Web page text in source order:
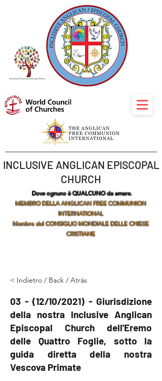
INCLUSIVE ANGLICAN EPISCOPAL
CHURCH
Dove ognuno è QUALCUNO da amare.
MEMBRO DELLA ANGLICAN FREE COMMUNION
INTERNATIONAL
Membro del CONSIGLIO MONDIALE DELLE CHIESE
CRISTIANE
< Indietro / Back / Atrás
03 - (12/10/2021) - Giurisdizione
della nostra Inclusive Anglican
Episcopal Church dell'Eremo
delle Quattro Foglie, sotto la
guida diretta della nostra
Vescova Primate